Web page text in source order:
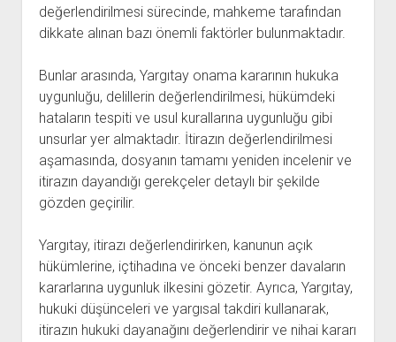
değerlendirilmesi sürecinde, mahkeme tarafından
dikkate alınan bazı önemli faktörler bulunmaktadır.
Bunlar arasında, Yargıtay onama kararının hukuka
uygunluğu, delillerin değerlendirilmesi, hükümdeki
hataların tespiti ve usul kurallarına uygunluğu gibi
unsurlar yer almaktadır. İtirazın değerlendirilmesi
aşamasında, dosyanın tamamı yeniden incelenir ve
itirazın dayandığı gerekçeler detaylı bir şekilde
gözden geçirilir.
Yargıtay, itirazı değerlendirirken, kanunun açık
hükümlerine, içtihadına ve önceki benzer davaların
kararlarına uygunluk ilkesini gözetir. Ayrıca, Yargıtay,
hukuki düşünceleri ve yargısal takdiri kullanarak,
itirazın hukuki dayanağını değerlendirir ve nihai kararı